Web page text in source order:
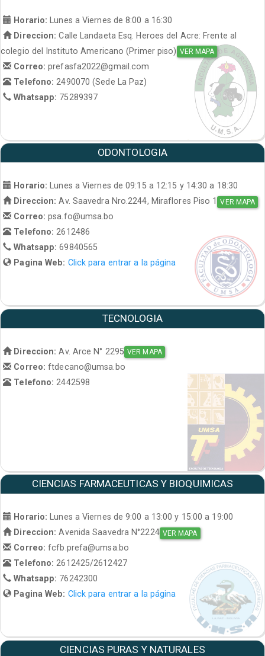
Horario:
Lunes a Viernes de 8:00 a 16:30
Direccion: Calle Landaeta Esq. Heroes del Acre: Frente al
colegio del Instituto Americano (Primer piso) VER MAPA
Correo:prefasfa2022@gmail.com
Telefono: 2490070 (Sede La Paz)
Whatsapp: 75289397
ODONTOLOGIA
Horario: Lunes a Viernes de 09:15 a 12:15 y 14:30 a 18:30
Direccion: Av. Saavedra Nro.2244, Miraflores Piso 1 VER MAPA
Correo:psa.fo@umsa.bo
Telefono:2612486
Whatsapp:69840565
Pagina Web: Click para entrar a la página
TECNOLOGIA
Direccion: Av. Arce N° 2295 VER MAPA
Correo:ftdecano@umsa.bo
Telefono: 2442598
CIENCIAS FARMACEUTICAS Y BIOQUIMICAS
Horario: Lunes a Viernes de 9:00 a 13:00 y 15:00 a 19:00
Direccion: Avenida Saavedra N°2224 VER MAPA
Correo:fcfb.prefa@umsa.bo
Telefono:2612425/2612427
Whatsapp: 76242300
Pagina Web: Click para entrar a la página
CIENCIAS PURAS Y NATURALES